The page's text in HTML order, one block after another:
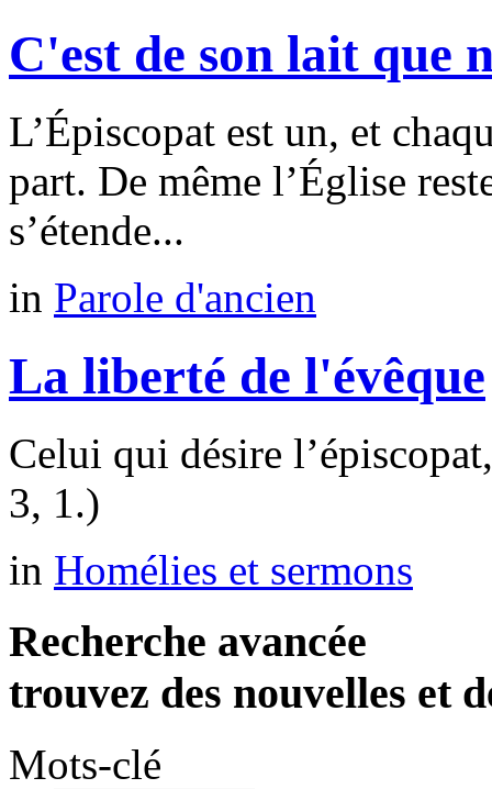
C'est de son lait que
L’Épiscopat est un, et
part. De même l’Église
s’étende...
in Parole d'ancien
La liberté de l'évêque
Celui qui désire
3, 1.)
in Homélies et sermons
Recherche avancée
trouvez des nouvelles et
Mots-clé